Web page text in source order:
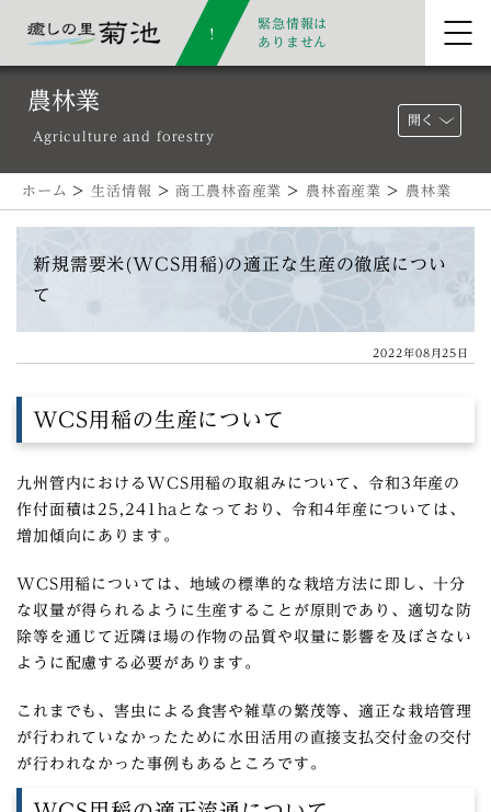
緊急情報は
ありません
農林業
Agriculture and forestry
開く
ホーム >生活情報 >商工農林畜産業 > 農林畜産業 > 農林業
新規需要米(WCS用稲)の適正な生産の徹底につい
て
2022年08月25日
WCS用稲の生産について
九州管内におけるWCS用稲の取組みについて、令和3年産の
作付面積は25,241haとなっており、令和4年産については、
増加傾向にあります。
WCS用稲については、地域の標準的な栽培方法に即し、十分
な収量が得られるように生産することが原則であり、適切な防
除等を通じて近隣ほ場の作物の品質や収量に影響を及ぼさない
ように配慮する必要があります。
これまでも、害虫による食害や雑草の繁茂等、適正な栽培管理
が行われていなかったために水田活用の直接支払交付金の交付
が行われなかった事例もあるところです。